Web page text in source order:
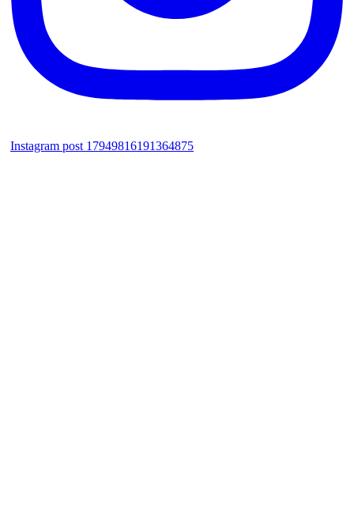
Instagram post 17949816191364875